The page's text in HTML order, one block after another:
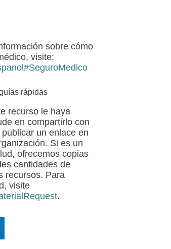
sobre cómo
visite:
rápidas
recurso le haya
en compartirlo con
un enlace en
Si es un
ofrecemos copias
cantidades de
recursos. Para
visite
.